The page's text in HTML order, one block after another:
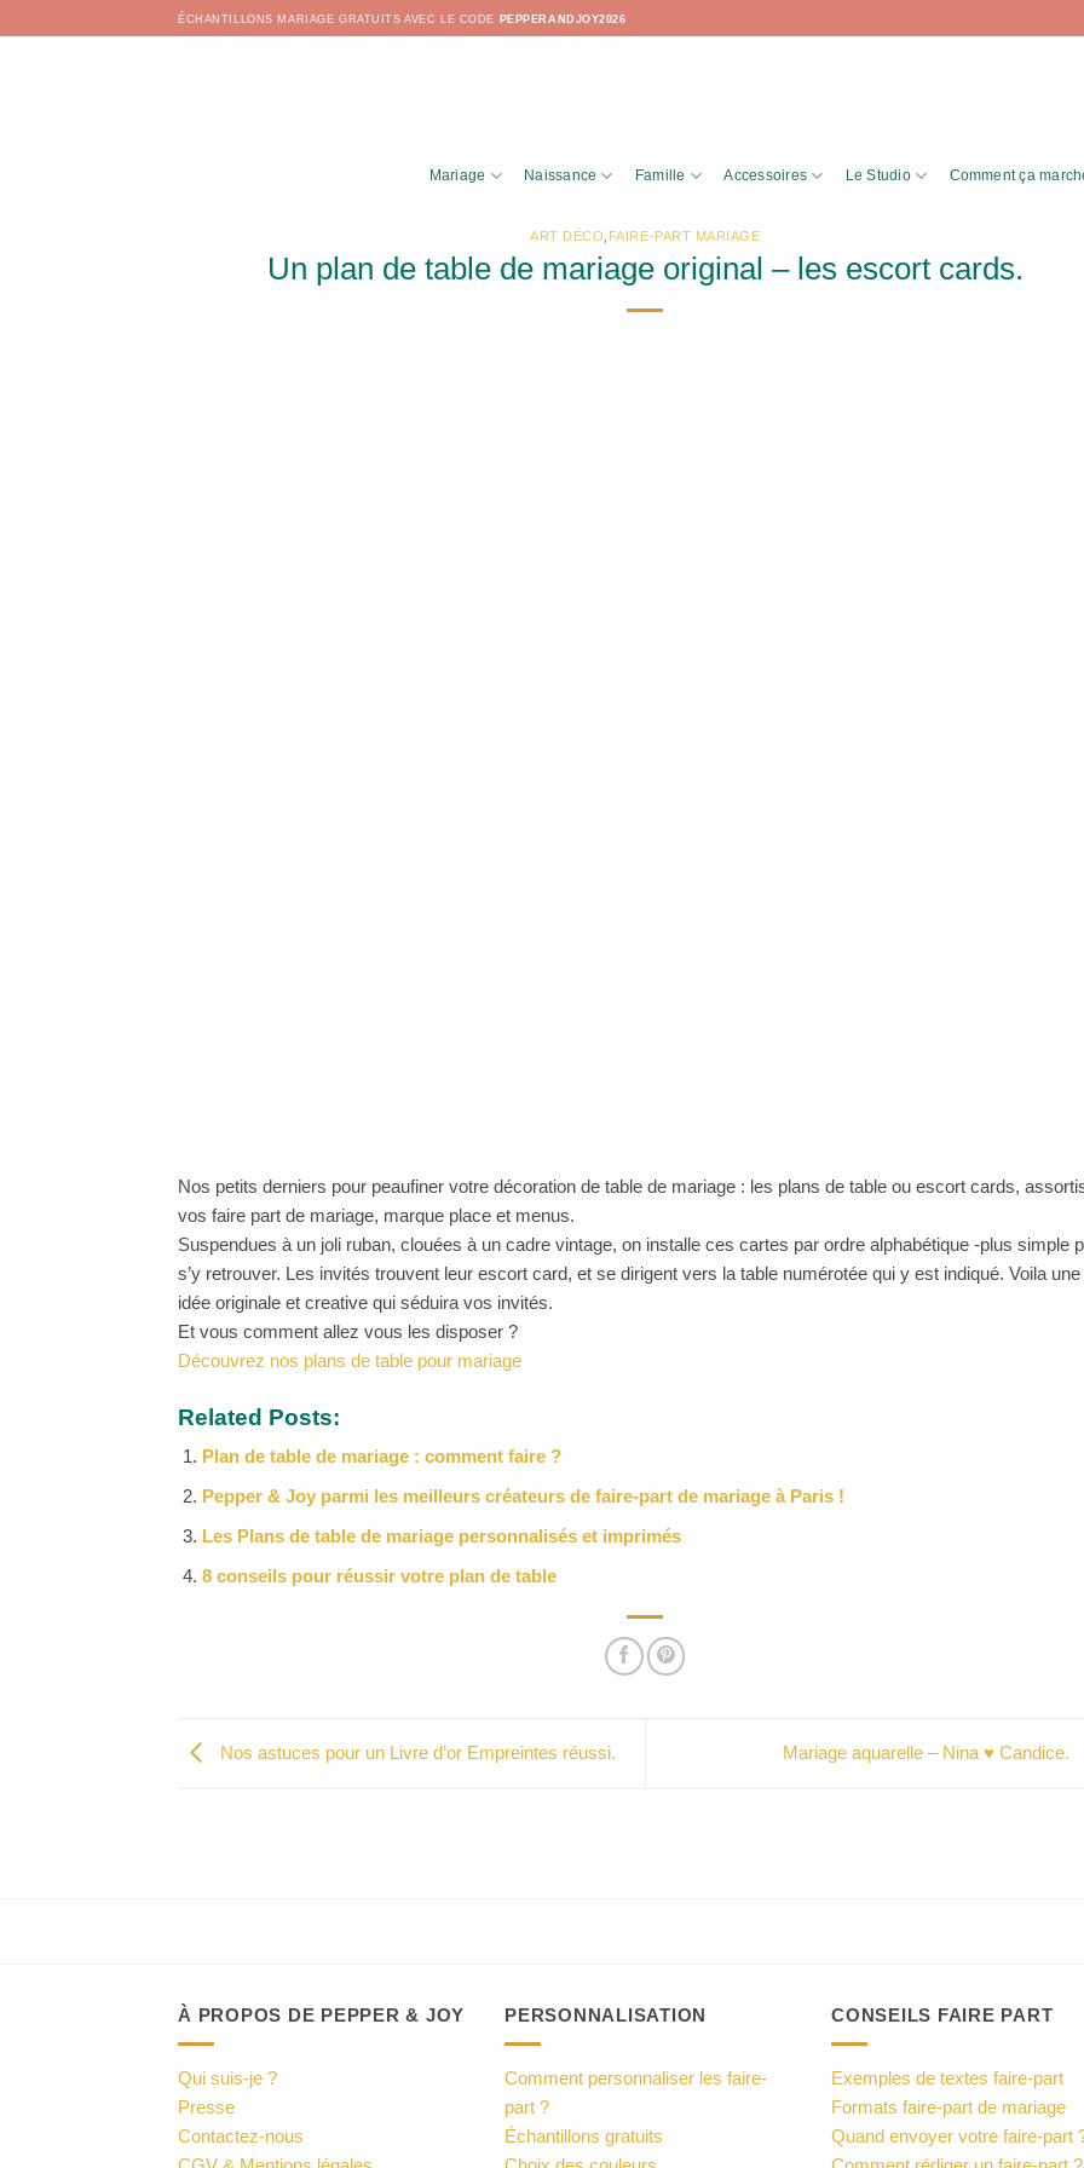
au
ÉCHANTILLONS MARIAGE GRATUITS AVEC LE CODE PEPPERANDJOY2026
Mariage Naissance Famille Accessoires Le Studio Comment ça
ART DÉCO FAIRE-PART MARIAGE
Un plan de table de mariage original – les escort cards.
Nos petits derniers pour peaufiner votre décoration de table de mariage : les plans de table ou escort cards,
vos faire part de mariage, marque place et menus.
Suspendues à un joli ruban, clouées à un cadre vintage, on installe ces cartes par ordre alphabétique -plus simple
s’y retrouver. Les invités trouvent leur escort card, et se dirigent vers la table numérotée qui y est indiqué. Voila une
idée originale et creative qui séduira vos invités.
Et vous comment allez vous les disposer ?
Découvrez nos plans de table pour mariage
Related Posts:
Plan de table de mariage : comment faire ?
Pepper & Joy parmi les meilleurs créateurs de faire-part de mariage à Paris !
Les Plans de table de mariage personnalisés et imprimés
8 conseils pour réussir votre plan de table
Nos astuces pour un Livre d’or Empreintes réussi. Mariage aquarelle – Nina ♥ Candice.
À PROPOS DE PEPPER & JOY
Qui suis-je ?
Presse
Contactez-nous
PERSONNALISATION
Comment personnaliser les faire-
part ?
Échantillons gratuits
CONSEILS FAIRE PART
Exemples de textes faire-part
Formats faire-part de mariage
Quand envoyer votre faire-part